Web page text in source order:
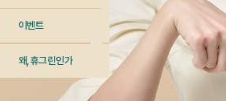
이벤트
왜, 휴그린인가